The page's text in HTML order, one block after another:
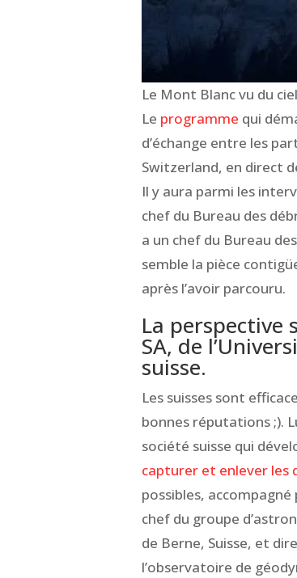
Le Mont Blanc vu du ciel
Le programme qui
d’échange entre les
Switzerland, en direct
Il y aura parmi les
chef du Bureau des
a un chef du Bureau
semble la pièce
après l’avoir parcouru.
La perspective
SA, de
suisse.
Les suisses sont
bonnes réputations ;).
société suisse qui
capturer et enlever les
possibles,
chef du groupe
de Berne, Suisse, et
l’observatoire de